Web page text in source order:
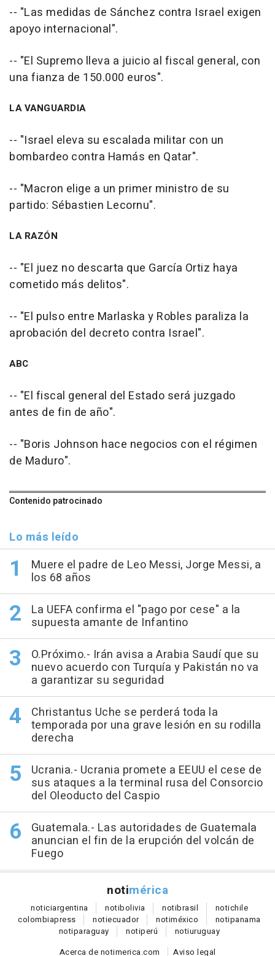
-- "Las medidas de Sánchez contra Israel exigen
apoyo internacional".
-- "El Supremo lleva a juicio al fiscal general, con
una fianza de 150.000 euros".
LA VANGUARDIA
-- "Israel eleva su escalada militar con un
bombardeo contra Hamás en Qatar".
-- "Macron elige a un primer ministro de su
partido: Sébastien Lecornu".
LA RAZÓN
-- "El juez no descarta que García Ortiz haya
cometido más delitos".
-- "El pulso entre Marlaska y Robles paraliza la
aprobación del decreto contra Israel".
ABC
-- "El fiscal general del Estado será juzgado
antes de fin de año".
-- "Boris Johnson hace negocios con el régimen
de Maduro".
Contenido patrocinado
Lo más leído
Muere el padre de Leo Messi, Jorge Messi, a
los 68 años
La UEFA confirma el "pago por cese" a la
supuesta amante de Infantino
O.Próximo.- Irán avisa a Arabia Saudí que su
nuevo acuerdo con Turquía y Pakistán no va
a garantizar su seguridad
Christantus Uche se perderá toda la
temporada por una grave lesión en su rodilla
derecha
Ucrania.- Ucrania promete a EEUU el cese de
sus ataques a la terminal rusa del Consorcio
del Oleoducto del Caspio
Guatemala.- Las autoridades de Guatemala
anuncian el fin de la erupción del volcán de
Fuego
notimérica
noticiargentina notibolivia notibrasil notichile
colombiapress notiecuador notiméxico notipanama
notiparaguay notiperú notiuruguay
Acerca de notimerica.com
Aviso legal